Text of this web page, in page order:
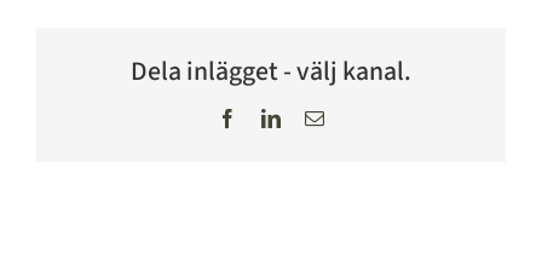
Dela inlägget - välj kanal.
FacebookLinkedIn
E-